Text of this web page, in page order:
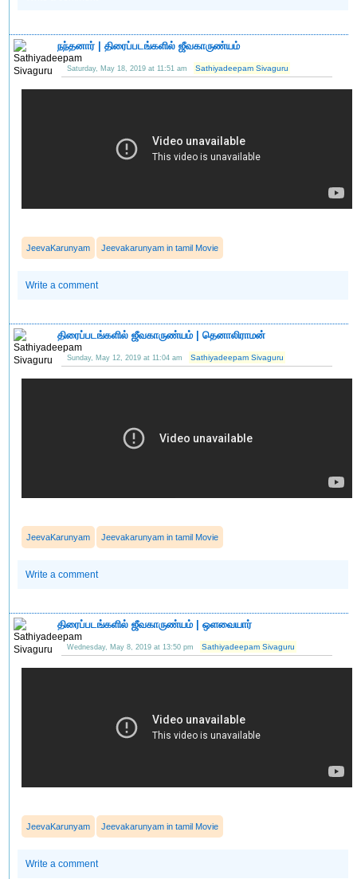
நந்தனார் | திரைப்படங்களில் ஜீவகாருண்யம்
Saturday, May 18, 2019 at 11:51 am Sathiyadeepam Sivaguru
JeevaKarunyam Jeevakarunyam in tamil Movie
Write a comment
திரைப்படங்களில் ஜீவகாருண்யம் | தெனாலிராமன்
Sunday, May 12, 2019 at 11:04 am Sathiyadeepam Sivaguru
JeevaKarunyam Jeevakarunyam in tamil Movie
Write a comment
திரைப்படங்களில் ஜீவகாருண்யம் | ஒளவையார்
Wednesday, May 8, 2019 at 13:50 pm Sathiyadeepam Sivaguru
JeevaKarunyam Jeevakarunyam in tamil Movie
Write a comment